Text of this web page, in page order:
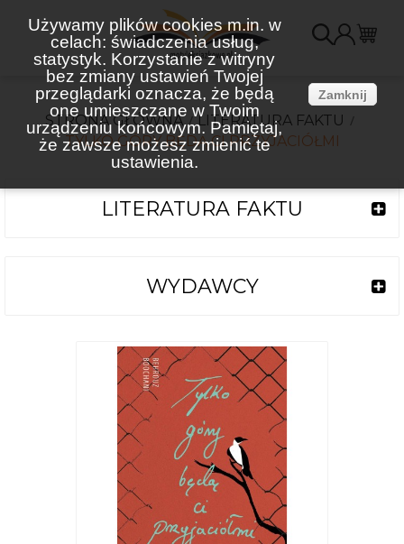
Używamy plików cookies m.in. w
celach: świadczenia usług,
statystyk. Korzystanie z witryny
bez zmiany ustawień Twojej
przeglądarki oznacza, że będą
one umieszczane w Twoim
urządzeniu końcowym. Pamiętaj,
że zawsze możesz zmienić te
ustawienia.
Zamknij
STRONA GŁÓWNA
LITERATURA FAKTU
TYLKO GÓRY BĘDĄ CI PRZYJACIÓŁMI
LITERATURA FAKTU
WYDAWCY